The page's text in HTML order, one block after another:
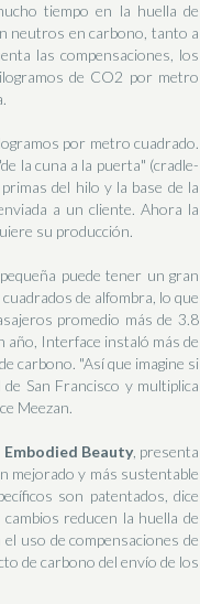
tiempo en la huella de
neutros en carbono, tanto a
las compensaciones, los
de CO2 por metro
por metro cuadrado.
la cuna a la puerta" (cradle-
del hilo y la base de la
a un cliente. Ahora la
su producción.
puede tener un gran
de alfombra, lo que
promedio más de 3.8
año, Interface instaló más de
carbono. "Así que imagine si
San Francisco y multiplica
Meezan.
Embodied Beauty, presenta
mejorado y más sustentable
son patentados, dice
reducen la huella de
uso de compensaciones de
de carbono del envío de los